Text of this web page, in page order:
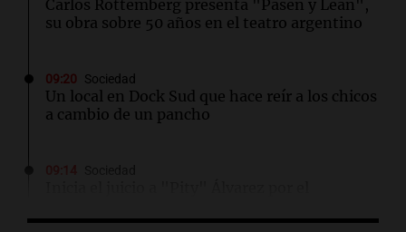
Carlos Rottemberg presenta "Pasen y Lean",
su obra sobre 50 años en el teatro argentino
09:20 Sociedad
Un local en Dock Sud que hace reír a los chicos
a cambio de un pancho